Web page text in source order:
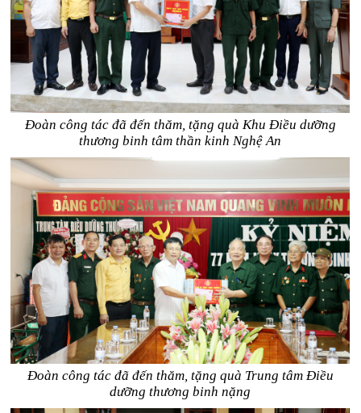
Đoàn công tác đã đến thăm, tặng quà Khu Điều dưỡng
thương binh tâm thần kinh Nghệ An
Đoàn công tác đã đến thăm, tặng quà Trung tâm Điều
dưỡng thương binh nặng